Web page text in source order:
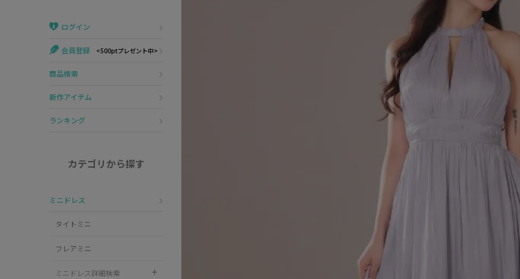
GLAMOROUS
ログイン
会員登録 <500ptプレゼント中>
商品検索
新作アイテム
ランキング
カテゴリから探す
ミニドレス
タイトミニ
フレアミニ
ミニドレス詳細検索